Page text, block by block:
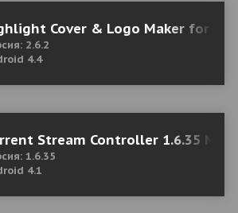
Cover & Logo Maker for
2.6.2
4.4
Stream Controller 1.6.35 Мод
1.6.35
4.1